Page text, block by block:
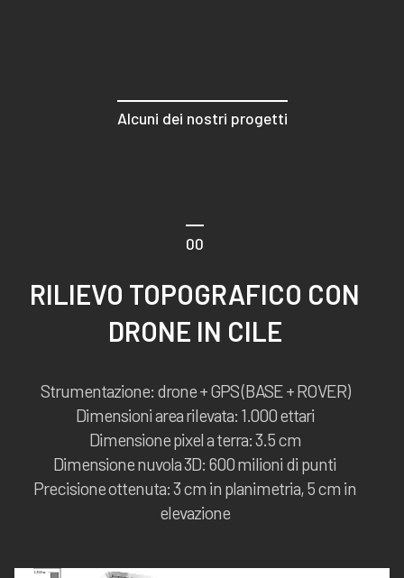
Alcuni dei nostri progetti
00
RILIEVO TOPOGRAFICO CON
DRONE IN CILE
Strumentazione: drone + GPS (BASE + ROVER)
Dimensioni area rilevata: 1.000 ettari
Dimensione pixel a terra: 3.5 cm
Dimensione nuvola 3D: 600 milioni di punti
Precisione ottenuta: 3 cm in planimetria, 5 cm in
elevazione